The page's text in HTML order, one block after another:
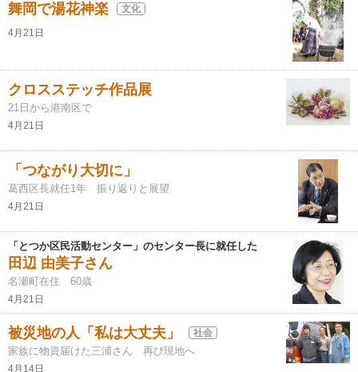
舞岡で湯花神楽 文化
4月21日
クロスステッチ作品展
21日から港南区で
4月21日
「つながり大切に」
葛西区長就任1年 振り返りと展望
4月21日
「とつか区民活動センター」のセンター長に就任した
田辺 由美子さん
名瀬町在住 60歳
4月21日
被災地の人「私は大丈夫」 社会
家族に物資届けた三浦さん 再び現地へ
4月14日